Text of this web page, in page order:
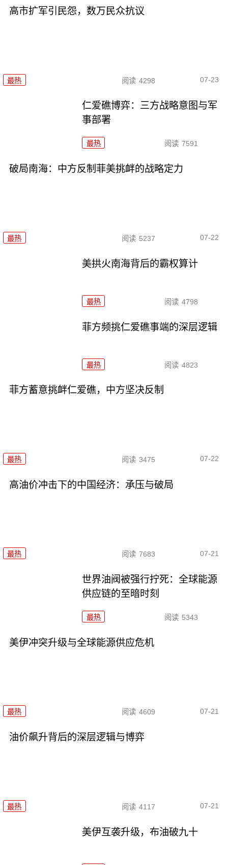
高市扩军引民怨，数万民众抗议
最热 阅读 4298 07-23
仁爱礁博弈：三方战略意图与军
事部署
最热 阅读 7591
破局南海：中方反制菲美挑衅的战略定力
最热 阅读 5237 07-22
美拱火南海背后的霸权算计
最热 阅读 4798
菲方频挑仁爱礁事端的深层逻辑
最热 阅读 4823
菲方蓄意挑衅仁爱礁，中方坚决反制
最热 阅读 3475 07-22
高油价冲击下的中国经济：承压与破局
最热 阅读 7683 07-21
世界油阀被强行拧死：全球能源
供应链的至暗时刻
最热 阅读 5343
美伊冲突升级与全球能源供应危机
最热 阅读 4609 07-21
油价飙升背后的深层逻辑与博弈
最热 阅读 4117 07-21
美伊互袭升级，布油破九十